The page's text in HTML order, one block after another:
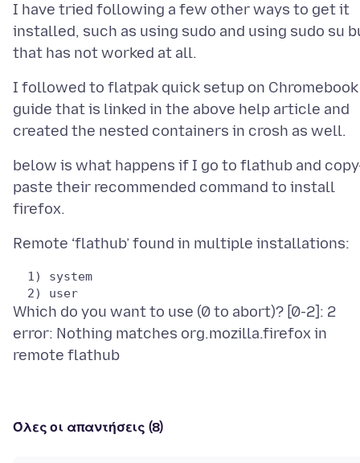
I have tried following a few other ways to get it
installed, such as using sudo and using sudo su
I followed to flatpak quick setup on Chromebook
guide that is linked in the above help article and
below is what happens if I go to flathub and
paste their recommended command to install
  1) system
Which do you want to use (0 to abort)? [0-2]: 2
error: Nothing matches org.mozilla.firefox in
Όλες οι απαντήσεις (8)